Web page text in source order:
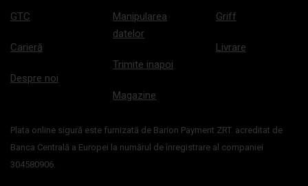
GTC
Carieră
Despre noi
Manipularea
datelor
Trimite inapoi
Magazine
Griff
Livrare
Plata online sigură este furnizată de Barion Payment ZRT. acreditat de
Banca Centrală a Europei la numărul de înregistrare al companiei
304580906.